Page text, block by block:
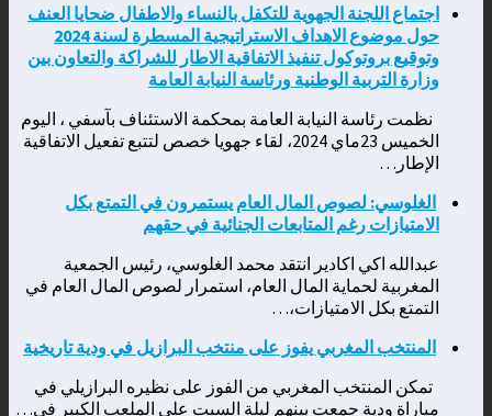
اجتماع اللجنة الجهوية للتكفل بالنساء والاطفال ضحايا العنف
حول موضوع الاهداف الاستراتيجية المسطرة لسنة 2024
وتوقيع بروتوكول تنفيذ الاتفاقية الاطار للشراكة والتعاون بين
وزارة التربية الوطنية ورئاسة النيابة العامة
نظمت رئاسة النيابة العامة بمحكمة الاستئناف بآسفي ، اليوم
الخميس 23ماي 2024، لقاء جهويا خصص لتتبع تفعيل الاتفاقية
الإطار…
الغلوسي: لصوص المال العام يستمرون في التمتع بكل
الامتيازات رغم المتابعات الجنائية في حقهم
عبدالله اكي اكادير انتقد محمد الغلوسي، رئيس الجمعية
المغربية لحماية المال العام، استمرار لصوص المال العام في
التمتع بكل الامتيازات،…
المنتخب المغربي يفوز على منتخب البرازيل في ودية تاريخية
تمكن المنتخب المغربي من الفوز على نظيره البرازيلي في
مباراة ودية جمعت بينهم ليلة السبت على الملعب الكبير في…